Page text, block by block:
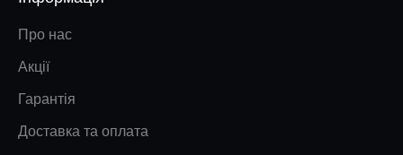
Про нас
Акції
Гарантія
Доставка та оплата